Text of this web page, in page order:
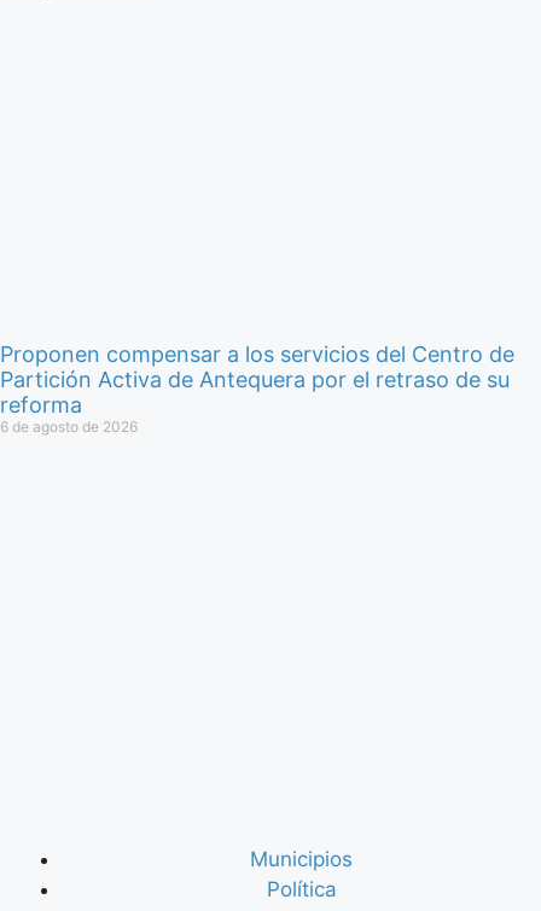
Proponen compensar a los servicios del Centro de
Partición Activa de Antequera por el retraso de su
reforma
6 de agosto de 2026
Municipios
Política